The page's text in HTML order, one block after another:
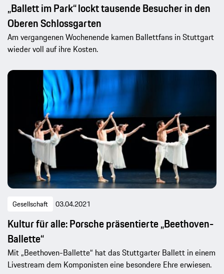
„Ballett im Park“ lockt tausende Besucher in den
Oberen Schlossgarten
Am vergangenen Wochenende kamen Ballettfans in Stuttgart
wieder voll auf ihre Kosten.
Gesellschaft 03.04.2021
Kultur für alle: Porsche präsentierte „Beethoven-
Ballette“
Mit „Beethoven-Ballette“ hat das Stuttgarter Ballett in einem
Livestream dem Komponisten eine besondere Ehre erwiesen.